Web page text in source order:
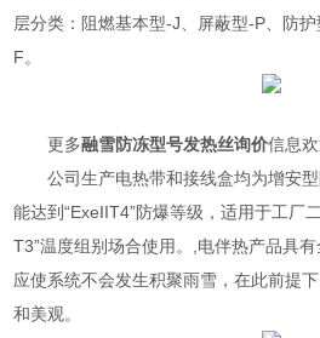
层分类：阻燃基本型-J、屏蔽型-P、防
F。
更多融雪防冻型号发热丝询价信息欢
公司生产电热带和接线盒均为增安
能达到“ExeIIT4”防爆等级，适用于工厂
T3”温度组别场合使用。,电伴热产品具
应使系统不会发生积聚雨雪，在此前提
和美观。